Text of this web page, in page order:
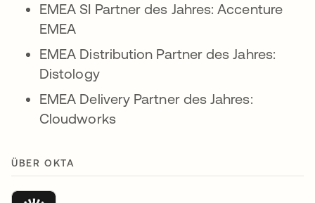
EMEA SI Partner des Jahres: Accenture
EMEA
EMEA Distribution Partner des Jahres:
Distology
EMEA Delivery Partner des Jahres:
Cloudworks
ÜBER OKTA